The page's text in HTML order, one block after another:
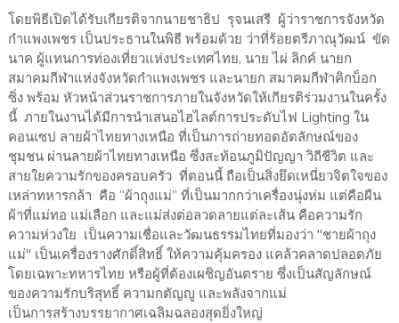
โดยพิธีเปิดได้รับเกียรติจากนายชาธิป รุจนเสรี ผู้ว่าราชการจังหวัด
กำแพงเพชร เป็นประธานในพิธี พร้อมด้วย ว่าที่ร้อยตรีภาณุวัฒน์ ขัด
นาค ผู้แทนการท่องเที่ยวแห่งประเทศไทย, นาย ไผ่ ลิกค์ นายก
สมาคมกีฬาแห่งจังหวัดกำแพงเพชร และนายก สมาคมกีฬาคิกบ็อก
ซิ่ง พร้อม หัวหน้าส่วนราชการภายในจังหวัดให้เกียรติร่วมงานในครั้ง
นี้ ภายในงานได้มีการนำเสนอไฮไลต์การประดับไฟ Lighting ใน
คอนเซป ลายผ้าไทยทางเหนือ ที่เป็นการถ่ายทอดอัตลักษณ์ของ
ชุมชน ผ่านลายผ้าไทยทางเหนือ ซึ่งสะท้อนภูมิปัญญา วิถีชีวิต และ
สายใยความรักของครอบครัว ที่ตอนนี้ ถือเป็นสิ่งยึดเหนี่ยวจิตใจของ
เหล่าทหารกล้า คือ “ผ้าถุงแม่” ที่เป็นมากกว่าเครื่องนุ่งห่ม แต่คือผืน
ผ้าที่แม่ทอ แม่เลือก และแม่ส่งต่อลวดลายแต่ละเส้น คือความรัก
ความห่วงใย เป็นความเชื่อและวัฒนธรรมไทยที่มองว่า "ชายผ้าถุง
แม่" เป็นเครื่องรางศักดิ์สิทธิ์ ให้ความคุ้มครอง แคล้วคลาดปลอดภัย
โดยเฉพาะทหารไทย หรือผู้ที่ต้องเผชิญอันตราย ซึ่งเป็นสัญลักษณ์
ของความรักบริสุทธิ์ ความกตัญญู และพลังจากแม่
เป็นการสร้างบรรยากาศเฉลิมฉลองสุดยิ่งใหญ่